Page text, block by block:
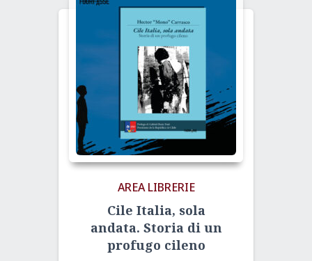
AREA LIBRERIE
Cile Italia, sola
andata. Storia di un
profugo cileno